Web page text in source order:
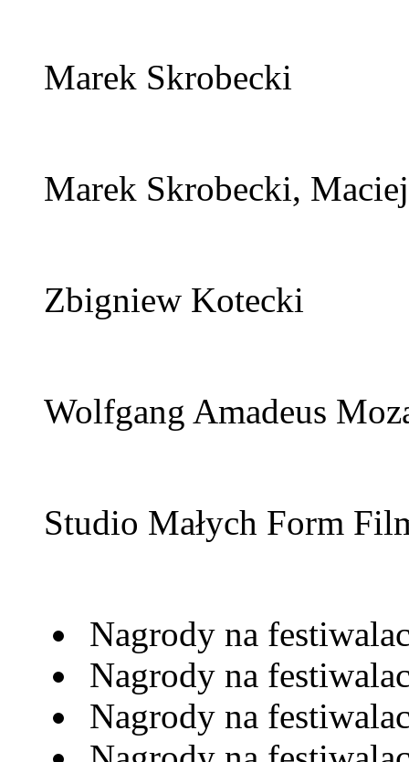
Marek Skrobecki
Marek Skrobecki,
Zbigniew Kotecki
Wolfgang Amadeus
Studio Małych Form
Nagrody na
Nagrody na
Nagrody na